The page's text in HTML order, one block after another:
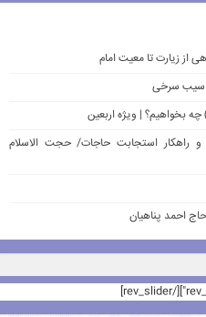
از زیارت تا معیت امام
سیب سرخی
بخواهیم؟ | ویژه اربعین
و راهکار استجابت حاجات/ حجت الاسلام
احمد پناهیان